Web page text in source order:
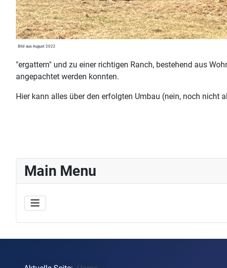
Bild aus August 2022
"ergattern" und zu einer richtigen Ranch, bestehend aus
angepachtet werden konnten.
Hier kann alles über den erfolgten Umbau (nein, noch nicht
Main Menu